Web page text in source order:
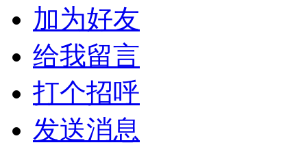
加为好友
给我留言
打个招呼
发送消息